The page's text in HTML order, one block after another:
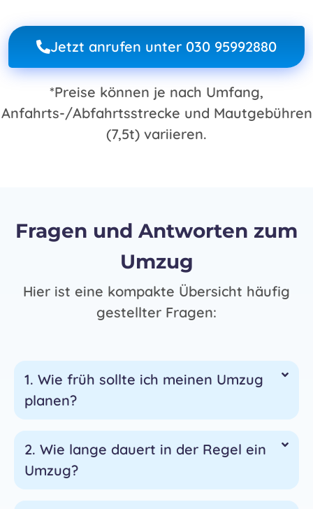
Jetzt anrufen unter 030 95992880
*Preise können je nach Umfang,
Anfahrts-/Abfahrtsstrecke und Mautgebühren
(7,5t) variieren.
Fragen und Antworten zum
Umzug
Hier ist eine kompakte Übersicht häufig
gestellter Fragen:
1. Wie früh sollte ich meinen Umzug
planen?
2. Wie lange dauert in der Regel ein
Umzug?